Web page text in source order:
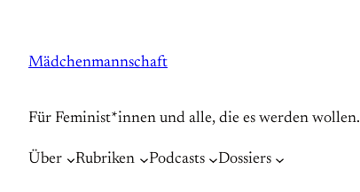
springen
Mädchenmannschaft
Für Feminist*innen und alle, die es werden wollen.
Über Rubriken Podcasts Dossiers